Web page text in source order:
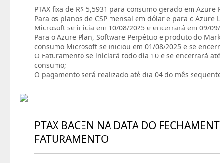
PTAX fixa de R$ 5,5931 para consumo gerado em Azure
Para os planos de CSP mensal em dólar e para o Azure
Microsoft se inicia em 10/08/2025 e encerrará em 09/
Para o Azure Plan, Software Perpétuo e produto do
consumo Microsoft se iniciou em 01/08/2025 e se
O Faturamento se iniciará todo dia 10 e se encerrará
consumo;
O pagamento será realizado até dia 04 do mês
PTAX BACEN NA DATA DO
FATURAMENTO